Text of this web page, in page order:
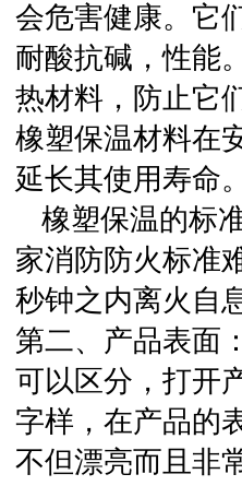
会危害健康。它
耐酸抗碱，性能
热材料，防止它
橡塑保温材料在
延长其使用寿命
橡塑保温的标
家消防防火标准
秒钟之内离火自
第二、产品表面
可以区分，打开
字样，在产品的
不但漂亮而且非